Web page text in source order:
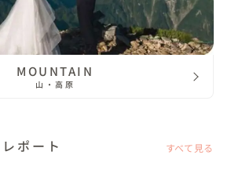
MOUNTAIN
山・高原
ポート すべて見る